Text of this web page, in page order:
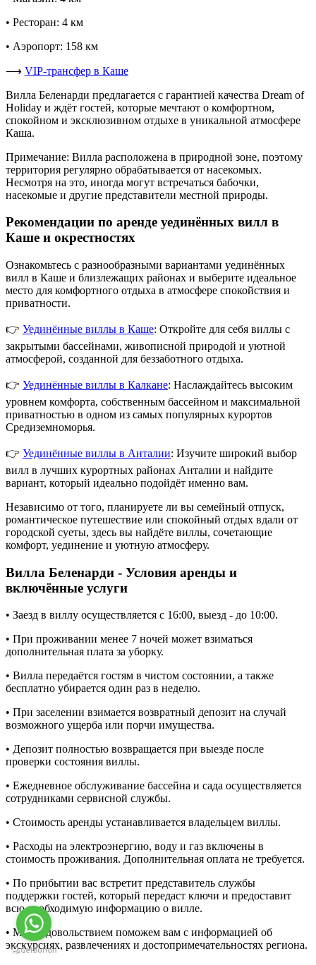
• Ресторан: 4 км
• Аэропорт: 158 км
⟶ VIP-трансфер в Каше
Вилла Беленарди предлагается с гарантией качества Dream of
Holiday и ждёт гостей, которые мечтают о комфортном,
спокойном и эксклюзивном отдыхе в уникальной атмосфере
Каша.
Примечание: Вилла расположена в природной зоне, поэтому
территория регулярно обрабатывается от насекомых.
Несмотря на это, иногда могут встречаться бабочки,
насекомые и другие представители местной природы.
Рекомендации по аренде уединённых вилл в
Каше и окрестностях
Ознакомьтесь с разнообразными вариантами уединённых
вилл в Каше и близлежащих районах и выберите идеальное
место для комфортного отдыха в атмосфере спокойствия и
приватности.
👉 Уединённые виллы в Каше: Откройте для себя виллы с
закрытыми бассейнами, живописной природой и уютной
атмосферой, созданной для беззаботного отдыха.
👉 Уединённые виллы в Калкане: Наслаждайтесь высоким
уровнем комфорта, собственным бассейном и максимальной
приватностью в одном из самых популярных курортов
Средиземноморья.
👉 Уединённые виллы в Анталии: Изучите широкий выбор
вилл в лучших курортных районах Анталии и найдите
вариант, который идеально подойдёт именно вам.
Независимо от того, планируете ли вы семейный отпуск,
романтическое путешествие или спокойный отдых вдали от
городской суеты, здесь вы найдёте виллы, сочетающие
комфорт, уединение и уютную атмосферу.
Вилла Беленарди - Условия аренды и
включённые услуги
• Заезд в виллу осуществляется с 16:00, выезд - до 10:00.
• При проживании менее 7 ночей может взиматься
дополнительная плата за уборку.
• Вилла передаётся гостям в чистом состоянии, а также
бесплатно убирается один раз в неделю.
• При заселении взимается возвратный депозит на случай
возможного ущерба или порчи имущества.
• Депозит полностью возвращается при выезде после
проверки состояния виллы.
• Ежедневное обслуживание бассейна и сада осуществляется
сотрудниками сервисной службы.
• Стоимость аренды устанавливается владельцем виллы.
• Расходы на электроэнергию, воду и газ включены в
стоимость проживания. Дополнительная оплата не требуется.
• По прибытии вас встретит представитель службы
поддержки гостей, который передаст ключи и предоставит
всю необходимую информацию о вилле.
• Мы с удовольствием поможем вам с информацией об
экскурсиях, развлечениях и достопримечательностях региона.